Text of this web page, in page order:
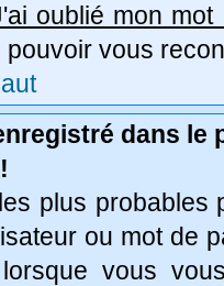
oublié mon mot
vous
dans le
plus probables
ou mot de
vous